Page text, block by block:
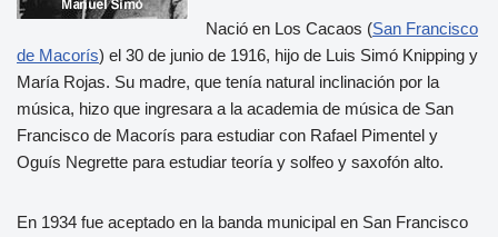
Nació en Los Cacaos (San Francisco
de Macorís) el 30 de junio de 1916, hijo de Luis Simó Knipping y
María Rojas. Su madre, que tenía natural inclinación por la
música, hizo que ingresara a la academia de música de San
Francisco de Macorís para estudiar con Rafael Pimentel y
Oguís Negrette para estudiar teoría y solfeo y saxofón alto.
En 1934 fue aceptado en la banda municipal en San Francisco